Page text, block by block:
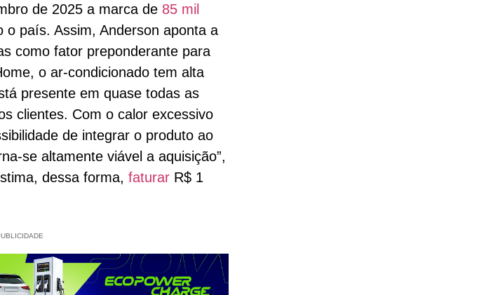
de 2025 a marca de 85 mil
o país. Assim, Anderson aponta a
como fator preponderante para
o ar-condicionado tem alta
presente em quase todas as
clientes. Com o calor excessivo
de integrar o produto ao
se altamente viável a aquisição”,
dessa forma,faturar R$ 1